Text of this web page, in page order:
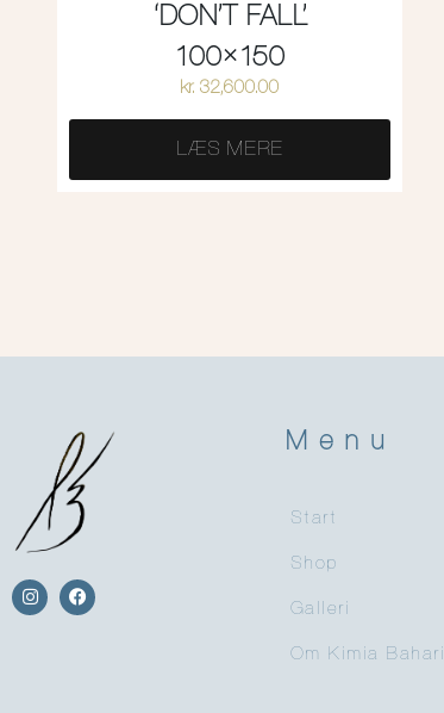
‘DON’T FALL’
100×150
kr. 32,600.00
LÆS MERE
Menu
Start
Shop
Galleri
Om Kimia Bahari